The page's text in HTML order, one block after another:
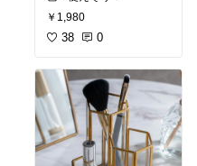
￥1,980
38 0